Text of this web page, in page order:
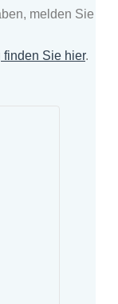
melden Sie
finden Sie hier.